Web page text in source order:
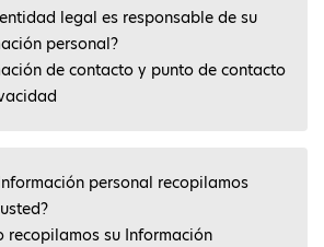
legal es responsable de su
personal?
de contacto y punto de contacto
personal recopilamos
recopilamos su Información